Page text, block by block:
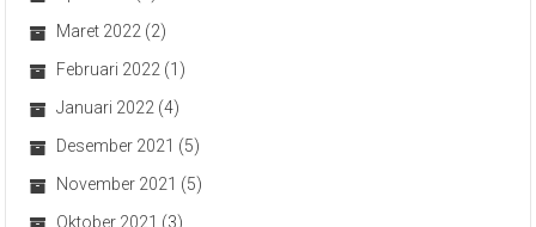
Maret 2022 (2)
Februari 2022 (1)
Januari 2022 (4)
Desember 2021 (5)
November 2021 (5)
Oktober 2021 (3)